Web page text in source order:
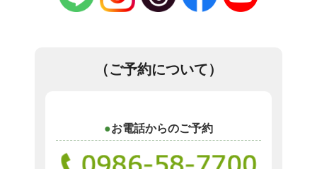
（ご予約について）
お電話からのご予約